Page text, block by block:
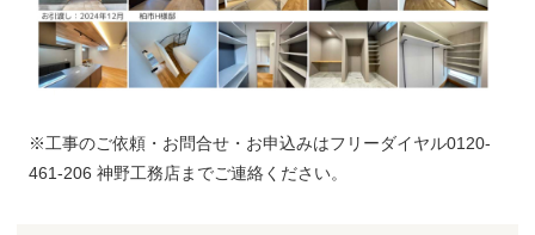
※工事のご依頼・お問合せ・お申込みはフリーダイヤル0120-
461-206 神野工務店までご連絡ください。